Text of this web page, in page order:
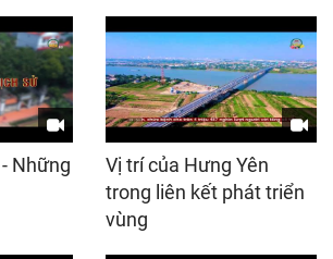
Những
Vị trí của Hưng Yên
trong liên kết phát triển
vùng